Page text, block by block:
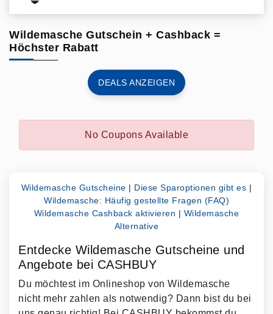
Wildemasche Gutschein + Cashback =
Höchster Rabatt
DEALS ANZEIGEN
No Coupons Available
Wildemasche Gutscheine | Diese Sparoptionen gibt es |
Wildemasche: Häufig gestellte Fragen (FAQ)
Wildemasche Cashback aktivieren | Wildemasche
Alternative
Entdecke Wildemasche Gutscheine und
Angebote bei CASHBUY
Du möchtest im Onlineshop von Wildemasche
nicht mehr zahlen als notwendig? Dann bist du bei